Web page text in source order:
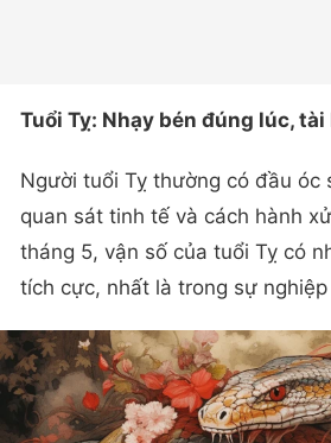
Tuổi Tỵ: Nhạy bén đúng lúc,
Người tuổi Tỵ thường có đầu óc
quan sát tinh tế và cách hành
tháng 5, vận số của tuổi Tỵ có
tích cực, nhất là trong sự